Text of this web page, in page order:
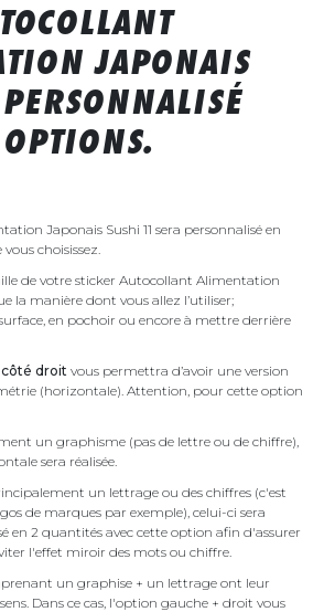
JAPONAIS
Japonais Sushi 11 sera personnalisé en
choisissez.
de votre sticker Autocollant Alimentation
la manière dont vous allez l’utiliser;
en pochoir ou encore à mettre derrière
droit vous permettra d’avoir une version
(horizontale). Attention, pour cette option
un graphisme (pas de lettre ou de chiffre),
sera réalisée.
un lettrage ou des chiffres (c'est
de marques par exemple), celui-ci sera
en 2 quantités avec cette option afin d'assurer
l'effet miroir des mots ou chiffre.
un graphise + un lettrage ont leur
Dans ce cas, l'option gauche + droit vous